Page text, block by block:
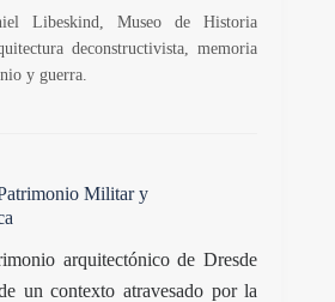
Libeskind, Museo de Historia
deconstructivista, memoria
y guerra.
Militar y
arquitectónico de Dresde
un contexto atravesado por la